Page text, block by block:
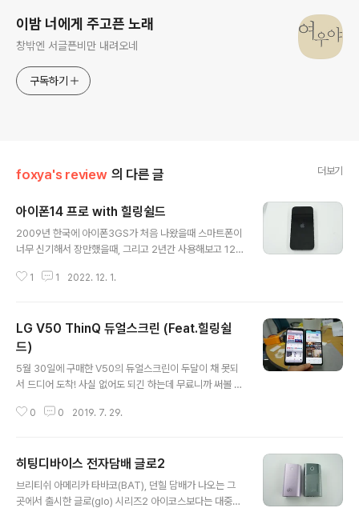
이밤 너에게 주고픈 노래
창밖엔 서글픈비만 내려오네
구독하기
foxya's review 의 다른 글 더보기
아이폰14 프로 with 힐링쉴드
2009년 한국에 아이폰3GS가 처음 나왔을때 스마트폰이
너무 신기해서 장만했을때, 그리고 2년간 사용해보고 12
년넘게 안드로이드에 익숙해져버린 늙고 병든 몸이 아이폰
단순하고 예쁩니다. 제가 선택한 모델은 아이폰14 프로 모
델입니다. 한입 베어물은 사과가 대체 뭐라고... 그리고 이
놈의 아이폰이 대체 무엇이길래.. 성능은 갤럭시 시리즈가
압도적으로 뛰어나다고 생각하는데 많은 사람들이 아이폰
밖에 없겠네요. 제가 선택한 상품은 아이폰14 프로 딥퍼플
1 1 2022. 12. 1.
LG V50 ThinQ 듀얼스크린 (Feat.힐링쉴
드)
5월 30일에 구매한 V50의 듀얼스크린이 두달이 채 못되
서 드디어 도착! 사실 없어도 되긴 하는데 무료니까 써볼 목
얼스크린에도 필름을 붙여줘야지 필름은 역시 힐링쉴드로
한 LG V50 다만 체험단은 매번 떨어지는게 아쉽다. 어차
피 LG폰 쓸놈이라 쟤는 체험단 안줘도 살 놈이라고 판단한
건지.. 듀얼스크린 외부에는 AFP올레포빅으로 선택 한번
0 0 2019. 7. 29.
히팅디바이스 전자담배 글로2
브리티쉬 아메리카 타바코(BAT), 던힐 담배가 나오는 그
곳에서 출시한 글로(glo) 시리즈2 아이코스보다는 대중적